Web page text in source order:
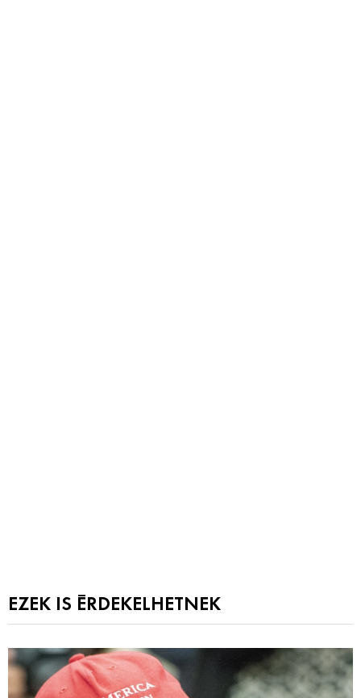
EZEK IS ÉRDEKELHETNEK